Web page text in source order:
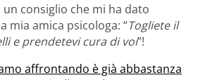
consiglio che mi ha dato
mia amica psicologa: “Togliete il
e prendetevi cura di voi”!
affrontando è già abbastanza